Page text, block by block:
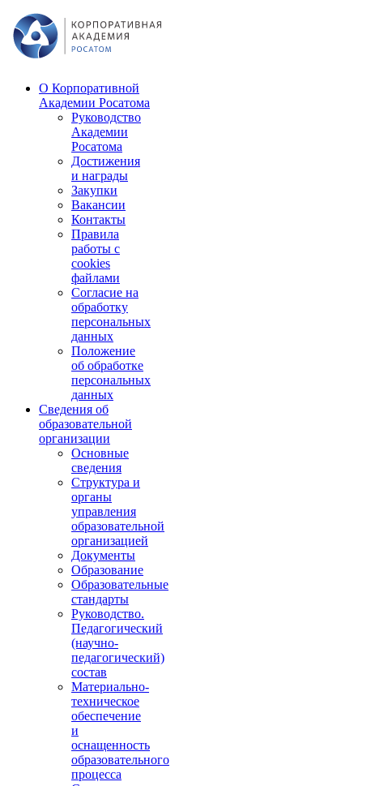
О Корпоративной
Академии Росатома
Руководство
Академии
Росатома
Достижения
и награды
Закупки
Вакансии
Контакты
Правила
работы с
cookies
файлами
Согласие на
обработку
персональных
данных
Положение
об обработке
персональных
данных
Сведения об
образовательной
организации
Основные
сведения
Структура и
органы
управления
образовательной
организацией
Документы
Образование
Образовательные
стандарты
Руководство.
Педагогический
(научно-
педагогический)
состав
Материально-
техническое
обеспечение
и
оснащенность
образовательного
процесса